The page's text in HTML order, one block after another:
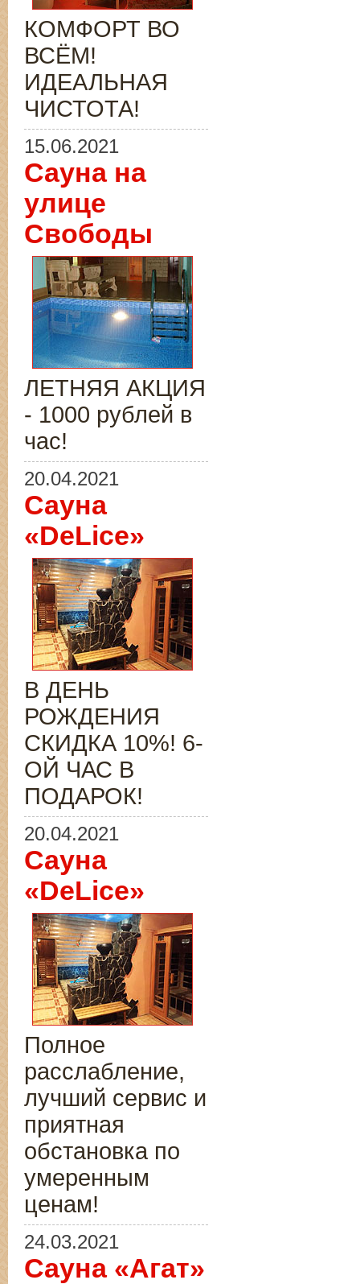
КОМФОРТ ВО
ВСЁМ!
ИДЕАЛЬНАЯ
ЧИСТОТА!
15.06.2021
Сауна на
улице
Свободы
ЛЕТНЯЯ АКЦИЯ
- 1000 рублей в
час!
20.04.2021
Сауна
«DeLice»
В ДЕНЬ
РОЖДЕНИЯ
СКИДКА 10%! 6-
ОЙ ЧАС В
ПОДАРОК!
20.04.2021
Сауна
«DeLice»
Полное
расслабление,
лучший сервис и
приятная
обстановка по
умеренным
ценам!
24.03.2021
Сауна «Агат»